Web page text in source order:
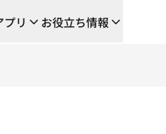
を活用した新しいワークフロ
ツーエンドで自動化するロ
プリ お役立ち情報